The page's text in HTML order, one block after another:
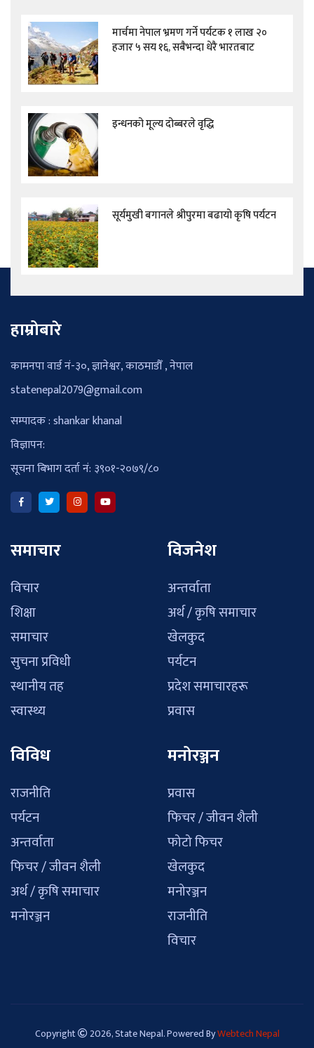
मार्चमा नेपाल भ्रमण गर्ने पर्यटक १ लाख २०
हजार ५ सय १६, सबैभन्दा धेरै भारतबाट
इन्धनको मूल्य दोब्बरले वृद्धि
सूर्यमुखी बगानले श्रीपुरमा बढायो कृषि पर्यटन
हाम्रोबारे
कामनपा वार्ड नं-३०, ज्ञानेश्वर, काठमाडौँ , नेपाल
statenepal2079@gmail.com
सम्पादक : shankar khanal
विज्ञापन:
सूचना बिभाग दर्ता नं: ३९०१-२०७९/८०
समाचार
विचार
शिक्षा
समाचार
सुचना प्रविधी
स्थानीय तह
स्वास्थ्य
विजनेश
अन्तर्वाता
अर्थ / कृषि समाचार
खेलकुद
पर्यटन
प्रदेश समाचारहरू
प्रवास
विविध
राजनीति
पर्यटन
अन्तर्वाता
फिचर / जीवन शैली
अर्थ / कृषि समाचार
मनोरञ्जन
मनोरञ्जन
प्रवास
फिचर / जीवन शैली
फोटो फिचर
खेलकुद
मनोरञ्जन
राजनीति
विचार
Copyright 2026, State Nepal. Powered ByWebtech Nepal